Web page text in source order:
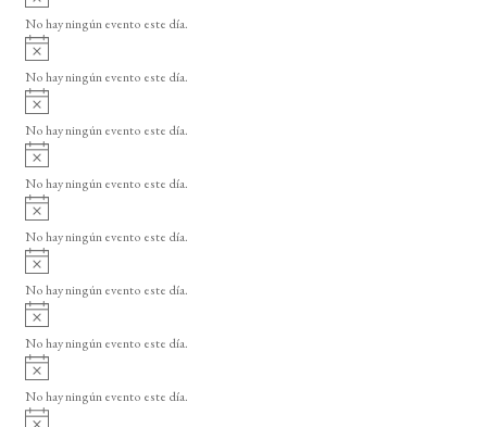
v
i
o
No hay ningún evento este día.
A
v
i
o
No hay ningún evento este día.
A
v
i
o
No hay ningún evento este día.
A
v
i
o
No hay ningún evento este día.
A
v
i
o
No hay ningún evento este día.
A
v
i
o
No hay ningún evento este día.
A
v
i
o
No hay ningún evento este día.
A
v
i
No hay ningún evento este día.
A